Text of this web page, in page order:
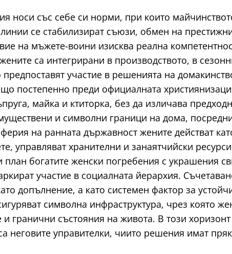
носи със себе си норми, при които
се стабилизират съюзи, обмен на
на мъжете-воини изисква реална
са интегрирани в производството, в
участие в решенията на
постепенно преди официалната
майка и ктиторка, без да изличава
и символни граници на дома,
на ранната държавност жените действат
управляват хранителни и занаятчийски
богатите женски погребения с украшения
участие в социалната йерархия.
допълнение, а като системен фактор за
символна инфраструктура, чрез която
гранични състояния на живота. В този
неговите управителки, чиито решения имат